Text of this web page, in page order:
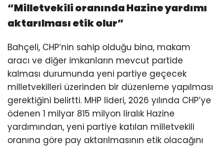
“Milletvekili oranında Hazine yardımı
aktarılması etik olur”
Bahçeli, CHP’nin sahip olduğu bina, makam
aracı ve diğer imkanların mevcut partide
kalması durumunda yeni partiye geçecek
milletvekilleri üzerinden bir düzenleme yapılması
gerektiğini belirtti. MHP lideri, 2026 yılında CHP’ye
ödenen 1 milyar 815 milyon liralık Hazine
yardımından, yeni partiye katılan milletvekili
oranına göre pay aktarılmasının etik olacağını